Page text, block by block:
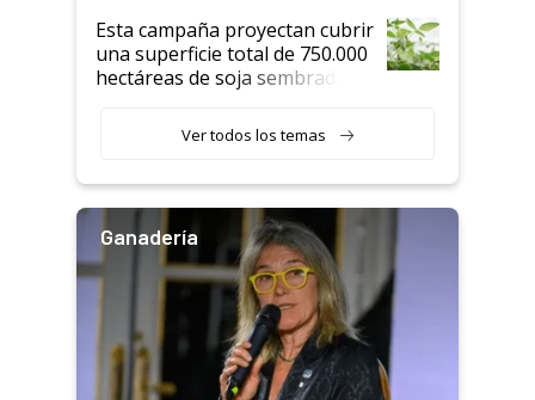
Esta campaña proyectan cubrir
una superficie total de 750.000
hectáreas de soja sembradas
variedades que marcan un
salto tecnológico en genética y
Ver todos los temas
Ganadería